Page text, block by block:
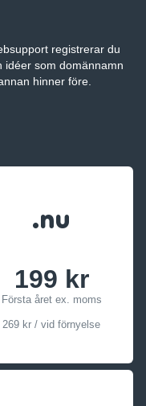
registrerar du
idéer som domännamn
hinner före.
.nu
199 kr
Första året ex. moms
269 kr / vid förnyelse